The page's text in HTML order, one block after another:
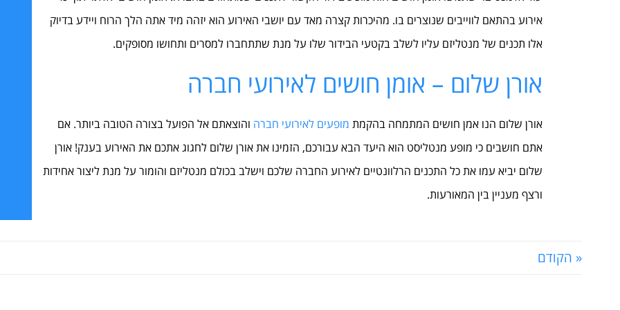
אירוע בהתאם לווייבים שנוצרים בו. מהיכרות קצרה מאד עם יושבי האירוע הוא יזהה מיד אתה הלך הרוח ויידע בדיוק
אלו תכנים של מנטליזם עליו לשלב בקטעי הבידור שלו על מנת שתתחברו למסרים ותחושו מסופקים.
אורן שלום – אומן חושים לאירועי חברה
אורן שלום הנו אמן חושים המתמחה בהקמת מופעים לאירועי חברה והוצאתם אל הפועל בצורה הטובה ביותר. אם
אתם חושבים כי מופע מנטליסט הוא היעד הבא עבורכם, הזמינו את אורן שלום לחגוג אתכם את האירוע בענק! אורן
שלום יביא עמו את כל התכנים הרלוונטיים לאירוע החברה שלכם וישלב בכולם מנטליזם והומור על מנת ליצור אחידות
ורצף מעניין בין המאורעות.
« הקודם